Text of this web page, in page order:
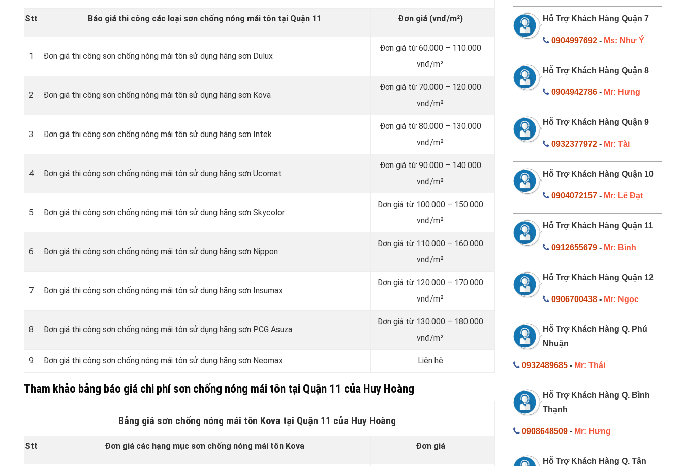
Stt Báo giá thi công các loại sơn chống nóng mái tôn tại Quận 11 Đơn giá (vnđ/m²)
1 Đơn giá thi công sơn chống nóng mái tôn sử dụng hãng sơn Dulux
Đơn giá từ 60.000 – 110.000
vnđ/m²
2 Đơn giá thi công sơn chống nóng mái tôn sử dụng hãng sơn Kova
Đơn giá từ 70.000 – 120.000
vnđ/m²
3 Đơn giá thi công sơn chống nóng mái tôn sử dụng hãng sơn Intek
Đơn giá từ 80.000 – 130.000
vnđ/m²
4 Đơn giá thi công sơn chống nóng mái tôn sử dụng hãng sơn Ucomat
Đơn giá từ 90.000 – 140.000
vnđ/m²
5 Đơn giá thi công sơn chống nóng mái tôn sử dụng hãng sơn Skycolor
Đơn giá từ 100.000 – 150.000
vnđ/m²
6 Đơn giá thi công sơn chống nóng mái tôn sử dụng hãng sơn Nippon
Đơn giá từ 110.000 – 160.000
vnđ/m²
7 Đơn giá thi công sơn chống nóng mái tôn sử dụng hãng sơn Insumax
Đơn giá từ 120.000 – 170.000
vnđ/m²
8 Đơn giá thi công sơn chống nóng mái tôn sử dụng hãng sơn PCG Asuza
Đơn giá từ 130.000 – 180.000
vnđ/m²
9 Đơn giá thi công sơn chống nóng mái tôn sử dụng hãng sơn Neomax Liên hệ
Tham khảo bảng báo giá chi phí sơn chống nóng mái tôn tại Quận 11 của Huy Hoàng
Bảng giá sơn chống nóng mái tôn Kova tại Quận 11 của Huy Hoàng
Stt Đơn giá các hạng mục sơn chống nóng mái tôn Kova Đơn giá
Hỗ Trợ Khách Hàng Quận 7
0904997692 - Ms: Như Ý
Hỗ Trợ Khách Hàng Quận 8
0904942786 - Mr: Hưng
Hỗ Trợ Khách Hàng Quận 9
0932377972 - Mr: Tài
Hỗ Trợ Khách Hàng Quận 10
0904072157 - Mr: Lê Đạt
Hỗ Trợ Khách Hàng Quận 11
0912655679 - Mr: Bình
Hỗ Trợ Khách Hàng Quận 12
0906700438 - Mr: Ngọc
Hỗ Trợ Khách Hàng Q. Phú
Nhuận
0932489685- Mr: Thái
Hỗ Trợ Khách Hàng Q. Bình
Thạnh
0908648509- Mr: Hưng
Hỗ Trợ Khách Hàng Q. Tân